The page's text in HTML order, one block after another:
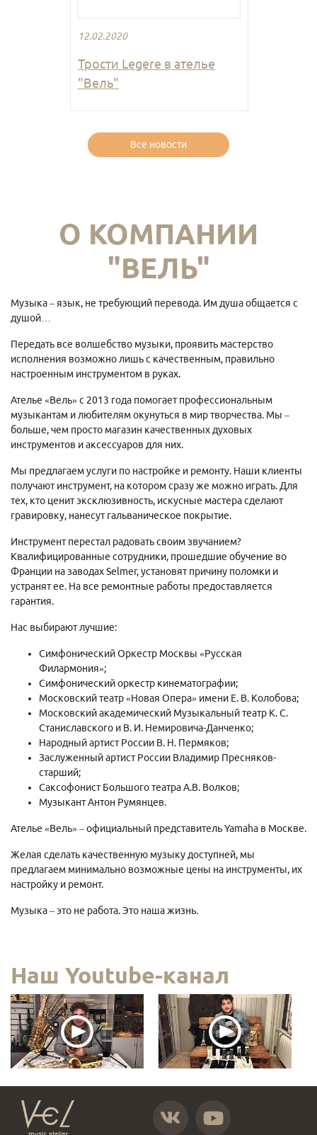
12.02.2020
Трости Legere в ателье
"Вель"
Все новости
О КОМПАНИИ
"ВЕЛЬ"
Музыка – язык, не требующий перевода. Им душа общается с
душой…
Передать все волшебство музыки, проявить мастерство
исполнения возможно лишь с качественным, правильно
настроенным инструментом в руках.
Ателье «Вель» с 2013 года помогает профессиональным
музыкантам и любителям окунуться в мир творчества. Мы –
больше, чем просто магазин качественных духовых
инструментов и аксессуаров для них.
Мы предлагаем услуги по настройке и ремонту. Наши клиенты
получают инструмент, на котором сразу же можно играть. Для
тех, кто ценит эксклюзивность, искусные мастера сделают
гравировку, нанесут гальваническое покрытие.
Инструмент перестал радовать своим звучанием?
Квалифицированные сотрудники, прошедшие обучение во
Франции на заводах Selmer, установят причину поломки и
устранят ее. На все ремонтные работы предоставляется
гарантия.
Нас выбирают лучшие:
Симфонический Оркестр Москвы «Русская
Филармония»;
Симфонический оркестр кинематографии;
Московский театр «Новая Опера» имени Е. В. Колобова;
Московский академический Музыкальный театр К. С.
Станиславского и В. И. Немировича-Данченко;
Народный артист России В. Н. Пермяков;
Заслуженный артист России Владимир Пресняков-
старший;
Саксофонист Большого театра А.В. Волков;
Музыкант Антон Румянцев.
Ателье «Вель» – официальный представитель Yamaha в Москве.
Желая сделать качественную музыку доступней, мы
предлагаем минимально возможные цены на инструменты, их
настройку и ремонт.
Музыка – это не работа. Это наша жизнь.
Наш Youtube-канал